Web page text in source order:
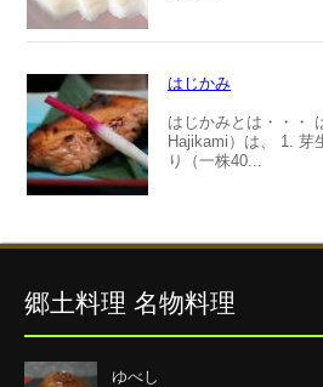
はじかみ
はじかみとは・・・
Hajikami）は、 1. 芽
り（一株40...
郷土料理 名物料理
ゆべし